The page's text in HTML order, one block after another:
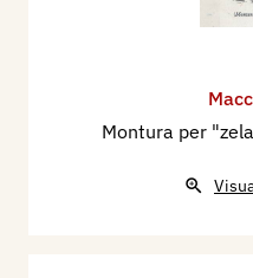
Montura per